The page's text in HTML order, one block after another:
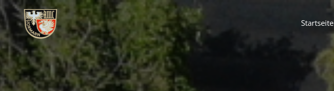
Startseite